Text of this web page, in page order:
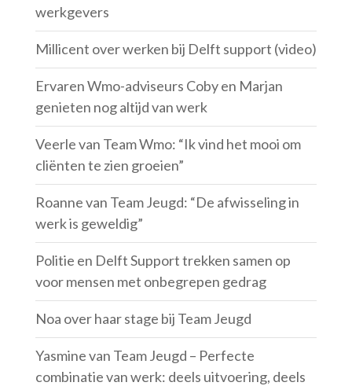
werkgevers
Millicent over werken bij Delft support (video)
Ervaren Wmo-adviseurs Coby en Marjan
genieten nog altijd van werk
Veerle van Team Wmo: “Ik vind het mooi om
cliënten te zien groeien”
Roanne van Team Jeugd: “De afwisseling in
werk is geweldig”
Politie en Delft Support trekken samen op
voor mensen met onbegrepen gedrag
Noa over haar stage bij Team Jeugd
Yasmine van Team Jeugd – Perfecte
combinatie van werk: deels uitvoering, deels